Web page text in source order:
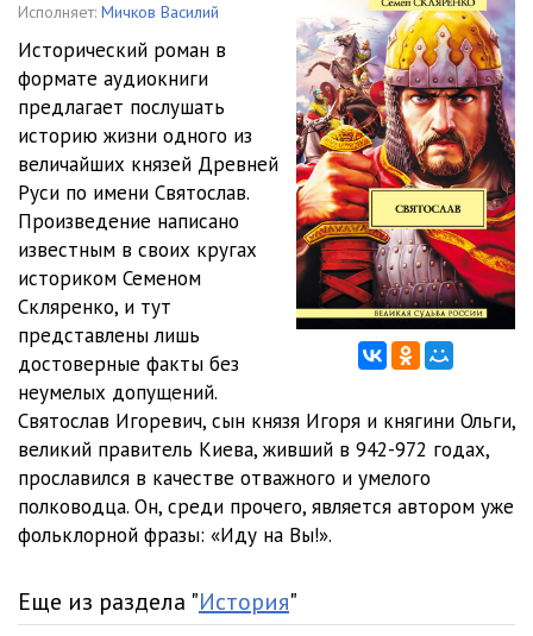
22:31
0008 24:23
0009 24:43
0010 21:41
0011 20:39
0012 22:33
0013 20:03
0014
0015 22:37
0016 26:07
0017 27:47
0019
Исполняет: Мичков Василий
Исторический роман в
формате аудиокниги
предлагает послушать
историю жизни одного из
величайших князей Древней
Руси по имени Святослав.
Произведение написано
известным в своих кругах
историком Семеном
Скляренко, и тут
представлены лишь
достоверные факты без
неумелых допущений.
Святослав Игоревич, сын князя Игоря и княгини Ольги,
великий правитель Киева, живший в 942-972 годах,
прославился в качестве отважного и умелого
полководца. Он, среди прочего, является автором уже
фольклорной фразы: «Иду на Вы!».
Еще из раздела "История"